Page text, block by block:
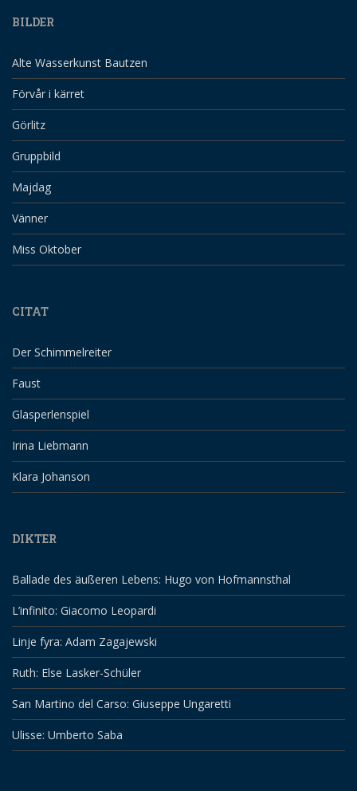
BILDER
Alte Wasserkunst Bautzen
Förvår i kärret
Görlitz
Gruppbild
Majdag
Vänner
Miss Oktober
CITAT
Der Schimmelreiter
Faust
Glasperlenspiel
Irina Liebmann
Klara Johanson
DIKTER
Ballade des äußeren Lebens: Hugo von Hofmannsthal
L’infinito: Giacomo Leopardi
Linje fyra: Adam Zagajewski
Ruth: Else Lasker-Schüler
San Martino del Carso: Giuseppe Ungaretti
Ulisse: Umberto Saba